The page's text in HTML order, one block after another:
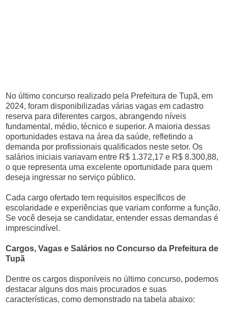
No último concurso realizado pela Prefeitura de Tupã, em
2024, foram disponibilizadas várias vagas em cadastro
reserva para diferentes cargos, abrangendo níveis
fundamental, médio, técnico e superior. A maioria dessas
oportunidades estava na área da saúde, refletindo a
demanda por profissionais qualificados neste setor. Os
salários iniciais variavam entre R$ 1.372,17 e R$ 8.300,88,
o que representa uma excelente oportunidade para quem
deseja ingressar no serviço público.
Cada cargo ofertado tem requisitos específicos de
escolaridade e experiências que variam conforme a função.
Se você deseja se candidatar, entender essas demandas é
imprescindível.
Cargos, Vagas e Salários no Concurso da Prefeitura de
Tupã
Dentre os cargos disponíveis no último concurso, podemos
destacar alguns dos mais procurados e suas
características, como demonstrado na tabela abaixo: